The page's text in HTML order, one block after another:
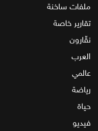
ملفات ساخنة
تقارير خاصة
نقّارون
العرب
عالمي
رياضة
حياة
فيديو